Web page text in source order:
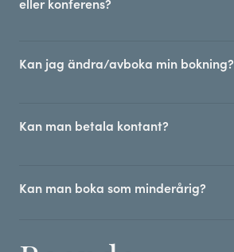
eller konferens?
Kan jag ändra/avboka min bokning?
Kan man betala kontant?
Kan man boka som minderårig?